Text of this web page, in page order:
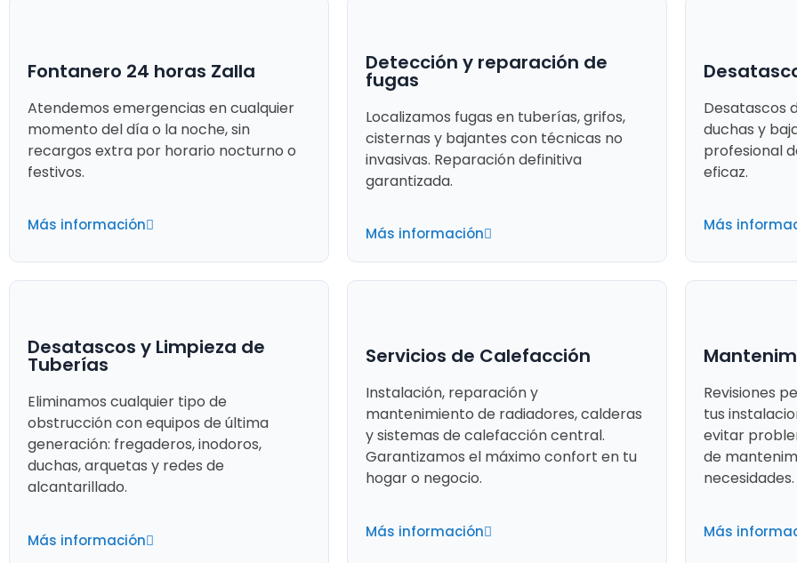
Fontanero 24 horas Zalla
Atendemos emergencias en cualquier
momento del día o la noche, sin
recargos extra por horario nocturno o
festivos.
Más información
Detección y reparación de
fugas
Localizamos fugas en tuberías, grifos,
cisternas y bajantes con técnicas no
invasivas. Reparación definitiva
garantizada.
Más información
Desatascos
duchas y
profesional
eficaz.
Más
Desatascos y Limpieza de
Tuberías
Eliminamos cualquier tipo de
obstrucción con equipos de última
generación: fregaderos, inodoros,
duchas, arquetas y redes de
alcantarillado.
Más información
Servicios de Calefacción
Instalación, reparación y
mantenimiento de radiadores, calderas
y sistemas de calefacción central.
Garantizamos el máximo confort en tu
hogar o negocio.
Más información
Revisiones
tus
evitar
de
necesidades.
Más